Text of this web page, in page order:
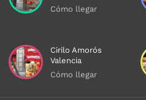
Cómo llegar
Cirilo Amorós
Valencia
Cómo llegar